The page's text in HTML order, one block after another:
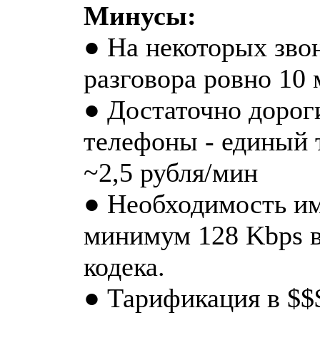
Минусы:
● На некоторых
разговора ровно 10
● Достаточно
телефоны - единый
~2,5 рубля/мин
● Необходимость
минимум 128 Kbps
кодека.
● Тарификация в